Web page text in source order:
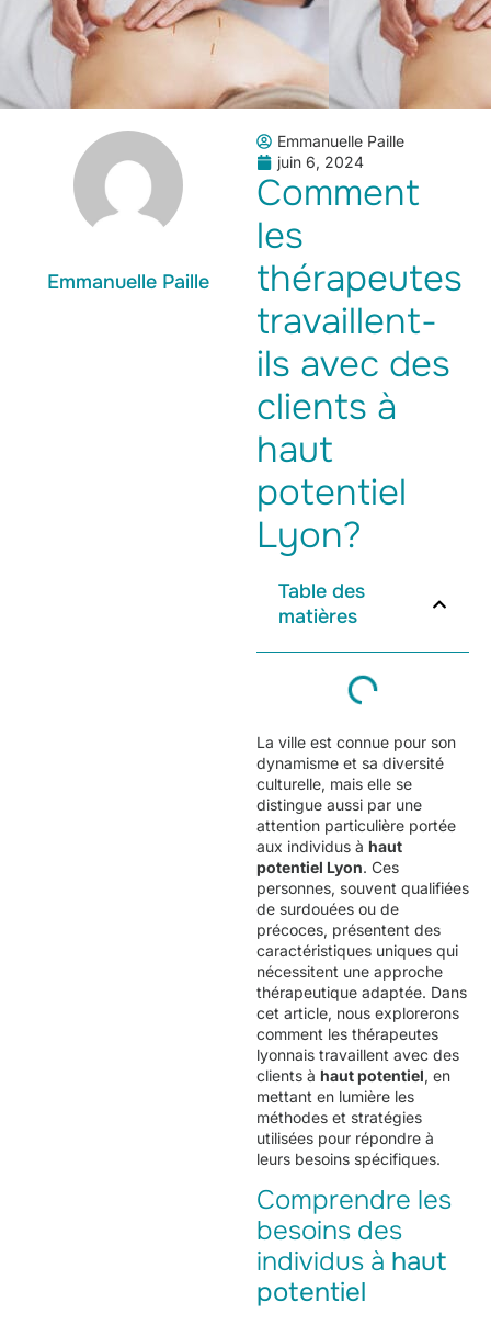
Emmanuelle Paille
Emmanuelle Paille
juin 6, 2024
Comment
les
thérapeutes
travaillent-
ils avec des
clients à
haut
potentiel
Lyon?
Table des
matières
La ville est connue pour son
dynamisme et sa diversité
culturelle, mais elle se
distingue aussi par une
attention particulière portée
aux individus à haut
potentiel Lyon. Ces
personnes, souvent qualifiées
de surdouées ou de
précoces, présentent des
caractéristiques uniques qui
nécessitent une approche
thérapeutique adaptée. Dans
cet article, nous explorerons
comment les thérapeutes
lyonnais travaillent avec des
clients à haut potentiel, en
mettant en lumière les
méthodes et stratégies
utilisées pour répondre à
leurs besoins spécifiques.
Comprendre les
besoins des
individus à haut
potentiel